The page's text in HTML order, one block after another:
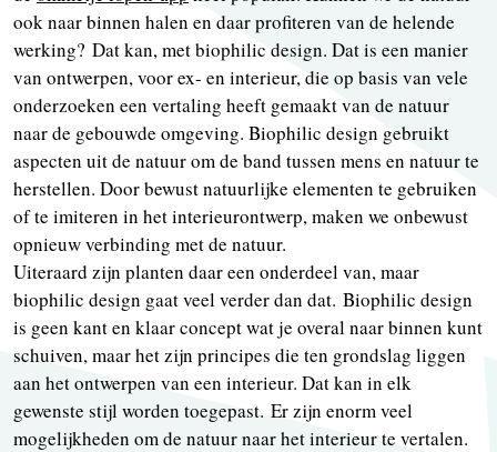
ook naar binnen halen en daar profiteren van de helende
werking? Dat kan, met biophilic design. Dat is een manier
van ontwerpen, voor ex- en interieur, die op basis van vele
onderzoeken een vertaling heeft gemaakt van de natuur
naar de gebouwde omgeving. Biophilic design gebruikt
aspecten uit de natuur om de band tussen mens en natuur te
herstellen. Door bewust natuurlijke elementen te gebruiken
of te imiteren in het interieurontwerp, maken we onbewust
opnieuw verbinding met de natuur.
Uiteraard zijn planten daar een onderdeel van, maar
biophilic design gaat veel verder dan dat. Biophilic design
is geen kant en klaar concept wat je overal naar binnen kunt
schuiven, maar het zijn principes die ten grondslag liggen
aan het ontwerpen van een interieur. Dat kan in elk
gewenste stijl worden toegepast. Er zijn enorm veel
mogelijkheden om de natuur naar het interieur te vertalen.